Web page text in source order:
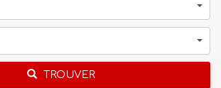
TROUVER